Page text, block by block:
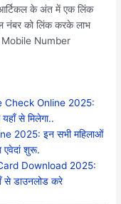
के अंत में एक लिंक
नंबर को लिंक करके लाभ
Number
Check Online 2025:
से मिलेगा..
2025: इन सभी महिलाओं
एवेदां शुरू.
Download 2025:
से डाउनलोड करे